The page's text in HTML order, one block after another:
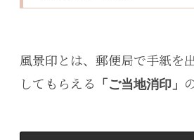
風景印とは、郵便局で手紙を
してもらえる
「ご当地消印」